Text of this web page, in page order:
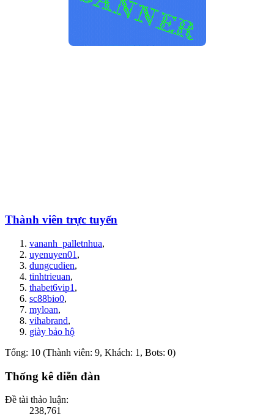
Thành viên trực tuyến
vananh_palletnhua,
uyenuyen01 ,
dungcudien,
tinhtrieuan,
thabet6vip1 ,
sc88bio0,
myloan,
vihabrand,
giày bảo hộ
Tổng: 10 (Thành viên: 9, Khách: 1, Bots: 0)
Thống kê diễn đàn
Đề tài thảo luận:
238,761